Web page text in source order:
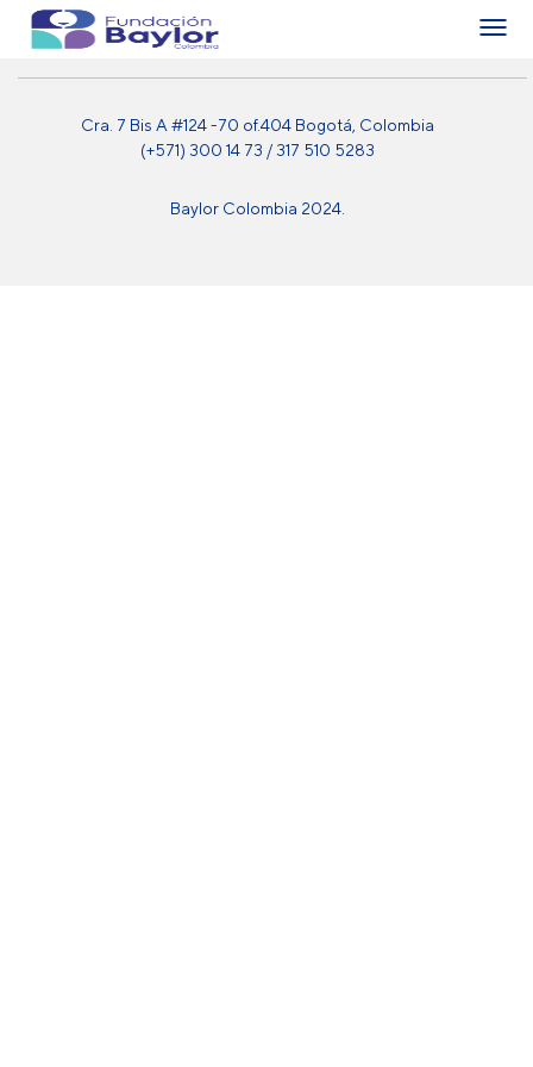
Cra. 7 Bis A #124 -70 of.404 Bogotá, Colombia
(+571) 300 14 73 / 317 510 5283
Baylor Colombia 2024.